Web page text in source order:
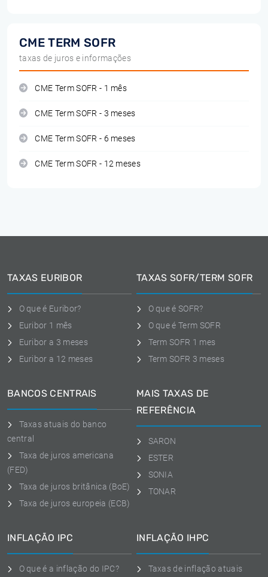
CME TERM SOFR
taxas de juros e informações
CME Term SOFR - 1 mês
CME Term SOFR - 3 meses
CME Term SOFR - 6 meses
CME Term SOFR - 12 meses
TAXAS EURIBOR
O que é Euribor?
Euribor 1 mês
Euribor a 3 meses
Euribor a 12 meses
TAXAS SOFR/TERM SOFR
O que é SOFR?
O que é Term SOFR
Term SOFR 1 mes
Term SOFR 3 meses
BANCOS CENTRAIS
Taxas atuais do banco
central
Taxa de juros americana
(FED)
Taxa de juros britânica (BoE)
Taxa de juros europeia (ECB)
MAIS TAXAS DE
REFERÊNCIA
SARON
ESTER
SONIA
TONAR
INFLAÇÃO IPC
O que é a inflação do IPC?
INFLAÇÃO IHPC
Taxas de inflação atuais